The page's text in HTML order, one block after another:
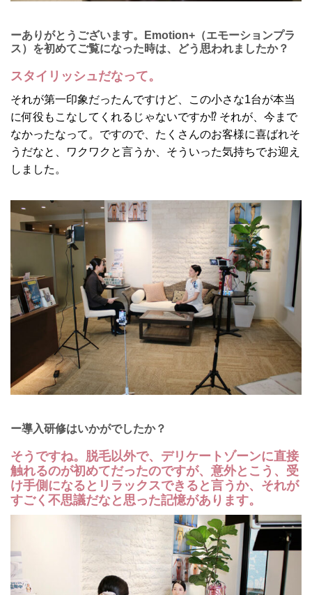
ーありがとうございます。Emotion+（エモーションプラ
ス）を初めてご覧になった時は、どう思われましたか？
スタイリッシュだなって。
それが第一印象だったんですけど、この小さな1台が本当
に何役もこなしてくれるじゃないですか⁉︎ それが、今まで
なかったなって。ですので、たくさんのお客様に喜ばれそ
うだなと、ワクワクと言うか、そういった気持ちでお迎え
しました。
ー導入研修はいかがでしたか？
そうですね。脱毛以外で、デリケートゾーンに直接
触れるのが初めてだったのですが、意外とこう、受
け手側になるとリラックスできると言うか、それが
すごく不思議だなと思った記憶があります。